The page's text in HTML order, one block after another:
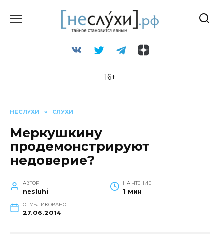
16+
НЕСЛУХИ » СЛУХИ
Меркушкину
продемонстрируют
недоверие?
АВТОР
nesluhi
НА ЧТЕНИЕ
1 мин
ОПУБЛИКОВАНО
27.06.2014